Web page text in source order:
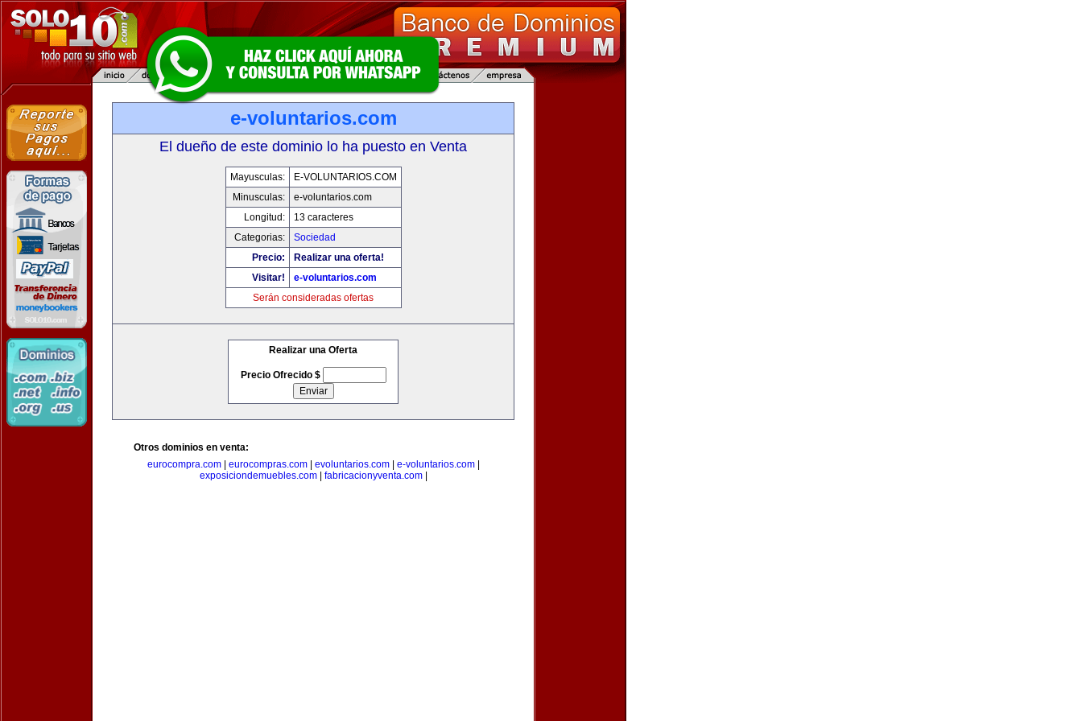
e-voluntarios.com
El dueño de este dominio lo ha puesto en Venta
Mayusculas:
E-VOLUNTARIOS.COM
Minusculas:
e-voluntarios.com
Longitud:
13 caracteres
Categorias:
Sociedad
Precio:
Realizar una oferta!
Visitar!
e-voluntarios.com
Serán consideradas ofertas
Realizar una Oferta
Precio Ofrecido $
Otros dominios en venta:
eurocompra.com| eurocompras.com| evoluntarios.com| e-voluntarios.com|
exposiciondemuebles.com| fabricacionyventa.com|